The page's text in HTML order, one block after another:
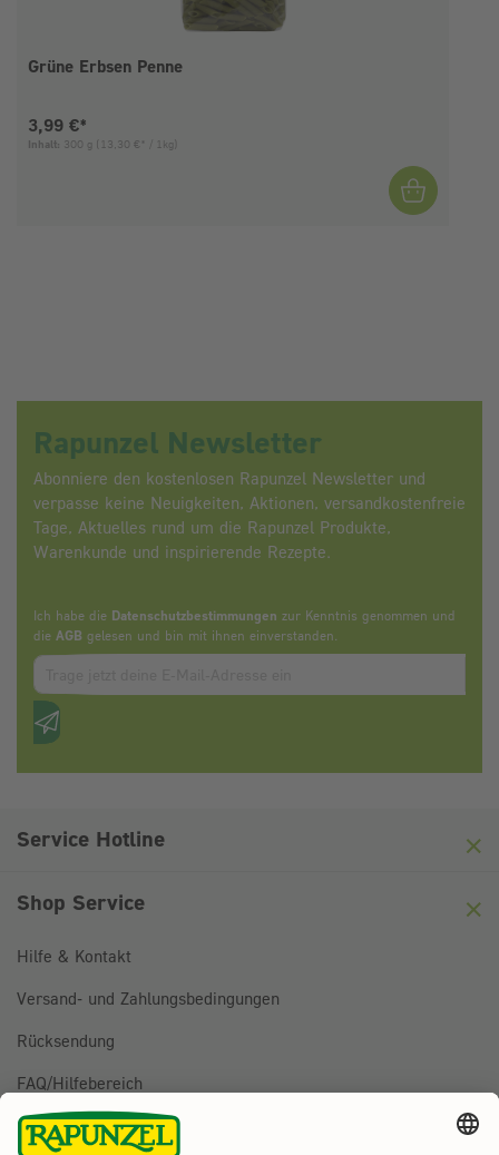
Grüne Erbsen Penne
Aktueller Preis:
3,99 €*
Inhalt: 300 g (13,30 €* / 1kg)
Rapunzel Newsletter
Abonniere den kostenlosen Rapunzel Newsletter und
verpasse keine Neuigkeiten, Aktionen, versandkostenfreie
Tage, Aktuelles rund um die Rapunzel Produkte,
Warenkunde und inspirierende Rezepte.
Ich habe die Datenschutzbestimmungen zur Kenntnis genommen und
die AGB gelesen und bin mit ihnen einverstanden.
Zum abbonieren des Newsletters, bitte E-Mail Adresse
Anti-Roboter-Verifizierung
Service Hotline
Shop Service
Hilfe & Kontakt
Versand- und Zahlungsbedingungen
Rücksendung
FAQ/Hilfebereich
BESTELLUNG WIDERRUFEN